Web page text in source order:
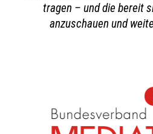
tragen – und die bereit
anzuschauen und